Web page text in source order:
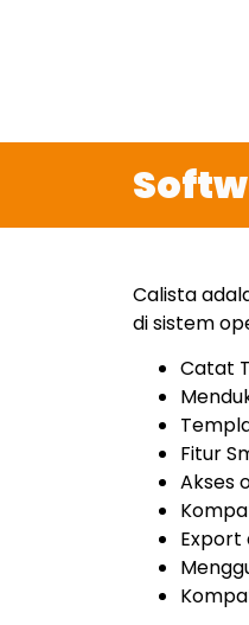
Calista
di sistem
Catat
Fitur
Akses
Export